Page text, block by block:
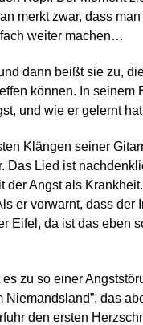
merkt zwar, dass
weiter machen…
dann beißt sie zu,
können. In seinem
und wie er gelernt
Klängen seiner
Das Lied ist
Angst als
er vorwarnt, dass der
Eifel, da ist das eben
es zu so einer
das
den ersten